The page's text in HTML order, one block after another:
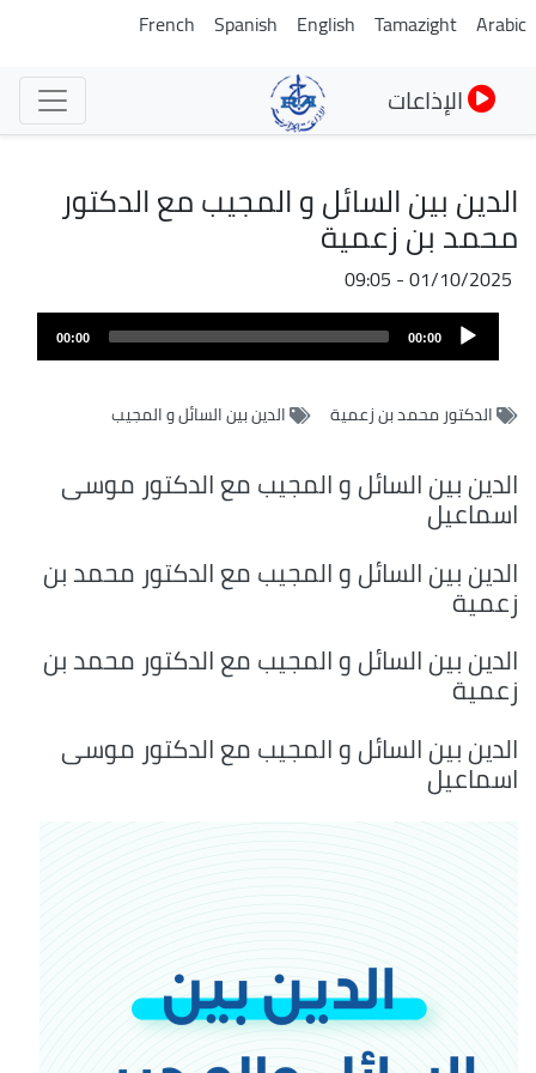
تجاوز
Arabic
Tamazight
English
Spanish
French
الإذاعات
الدين بين السائل و المجيب مع الدكتور
محمد بن زعمية
01/10/2025 - 09:05
Audio
Player
00:00
00:00
الدكتور محمد بن زعمية الدين بين السائل و المجيب
الدين بين السائل و المجيب مع الدكتور موسى
اسماعيل
الدين بين السائل و المجيب مع الدكتور محمد بن
زعمية
الدين بين السائل و المجيب مع الدكتور محمد بن
زعمية
الدين بين السائل و المجيب مع الدكتور موسى
اسماعيل